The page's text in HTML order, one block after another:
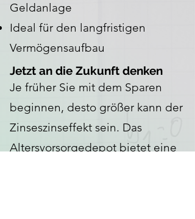
Geldanlage
Ideal für den langfristigen
Vermögensaufbau
Jetzt an die Zukunft denken
Je früher Sie mit dem Sparen
beginnen, desto größer kann der
Zinseszinseffekt sein. Das
Altersvorsorgedepot bietet eine